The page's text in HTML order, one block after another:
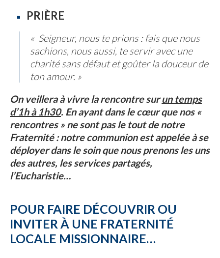
PRIÈRE
« Seigneur, nous te prions : fais que nous
sachions, nous aussi, te servir avec une
charité sans défaut et goûter la douceur de
ton amour. »
On veillera à vivre la rencontre surun temps
d’1h à 1h30. En ayant dans le cœur que nos «
rencontres » ne sont pas le tout de notre
Fraternité : notre communion est appelée à se
déployer dans le soin que nous prenons les uns
des autres, les services partagés,
l’Eucharistie…
POUR FAIRE DÉCOUVRIR OU
INVITER À UNE FRATERNITÉ
LOCALE MISSIONNAIRE…